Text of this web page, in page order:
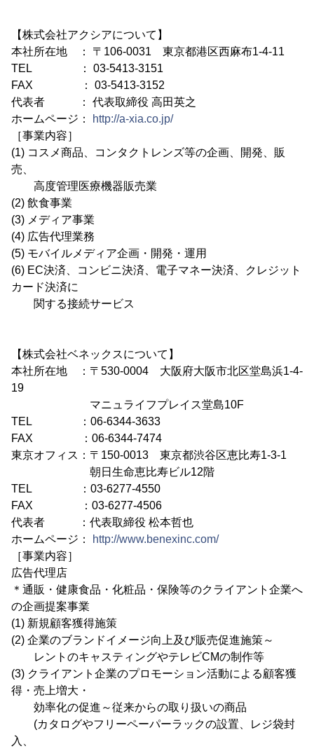
【株式会社アクシアについて】
本社所在地 ： 〒106-0031 東京都港区西麻布1-4-11
TEL ： 03-5413-3151
FAX ： 03-5413-3152
代表者 ： 代表取締役 高田英之
ホームページ：
http://a-xia.co.jp/
［事業内容］
(1) コスメ商品、コンタクトレンズ等の企画、開発、販
売、
高度管理医療機器販売業
(2) 飲食事業
(3) メディア事業
(4) 広告代理業務
(5) モバイルメディア企画・開発・運用
(6) EC決済、コンビニ決済、電子マネー決済、クレジット
カード決済に
関する接続サービス
【株式会社ベネックスについて】
本社所在地 ：〒530-0004 大阪府大阪市北区堂島浜1-4-
19
マニュライフプレイス堂島10F
TEL ：06-6344-3633
FAX ：06-6344-7474
東京オフィス：〒150-0013 東京都渋谷区恵比寿1-3-1
朝日生命恵比寿ビル12階
TEL ：03-6277-4550
FAX ：03-6277-4506
代表者 ：代表取締役 松本哲也
ホームページ：
http://www.benexinc.com/
［事業内容］
広告代理店
＊通販・健康食品・化粧品・保険等のクライアント企業へ
の企画提案事業
(1) 新規顧客獲得施策
(2) 企業のブランドイメージ向上及び販売促進施策～
レントのキャスティングやテレビCMの制作等
(3) クライアント企業のプロモーション活動による顧客獲
得・売上増大・
効率化の促進～従来からの取り扱いの商品
(カタログやフリーペーパーラックの設置、レジ袋封
入、